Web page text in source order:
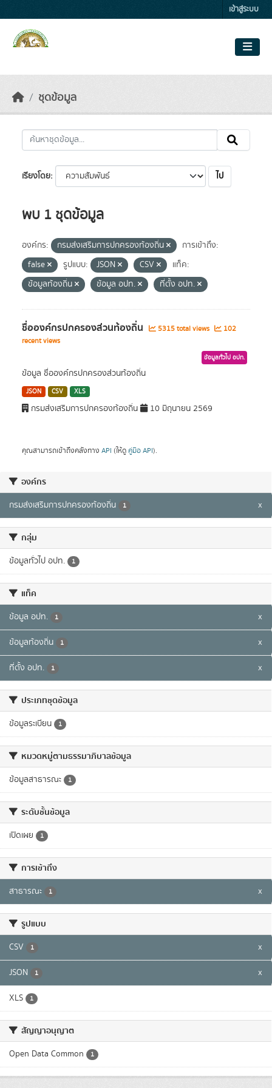
เข้าสู่ระบบ
ชุดข้อมูล
องค์กร
กรมส่งเสริมการปกครองท้องถิ่น 1 x
กลุ่ม
ข้อมูลทั่วไป อปท. 1
แท็ค
ข้อมูล อปท. 1 x
ข้อมูลท้องถิ่น 1 x
ที่ตั้ง อปท. 1 x
ประเภทชุดข้อมูล
ข้อมูลระเบียน 1
หมวดหมู่ตามธรรมาภิบาลข้อมูล
ข้อมูลสาธารณะ 1
ระดับชั้นข้อมูล
เปิดเผย 1
การเข้าถึง
สาธารณะ 1 x
รูปแบบ
CSV 1 x
JSON 1 x
XLS 1
สัญญาอนุญาต
Open Data Common 1
เรียงโดย ไป
พบ 1 ชุดข้อมูล
องค์กร: กรมส่งเสริมการปกครองท้องถิ่น
การเข้าถึง:
false
รูปแบบ: JSON CSV
แท็ค:
ข้อมูลท้องถิ่น
ข้อมูล อปท. ที่ตั้ง อปท.
ชื่อองค์กรปกครองส่วนท้องถิ่น 5315 total views
102
recent views
ข้อมูลทั่วไป อปท.
ข้อมูล ชื่อองค์กรปกครองส่วนท้องถิ่น
JSON CSV XLS
กรมส่งเสริมการปกครองท้องถิ่น 10 มิถุนายน 2569
คุณสามารถเข้าถึงคลังทาง API (ให้ดู คู่มือ API).